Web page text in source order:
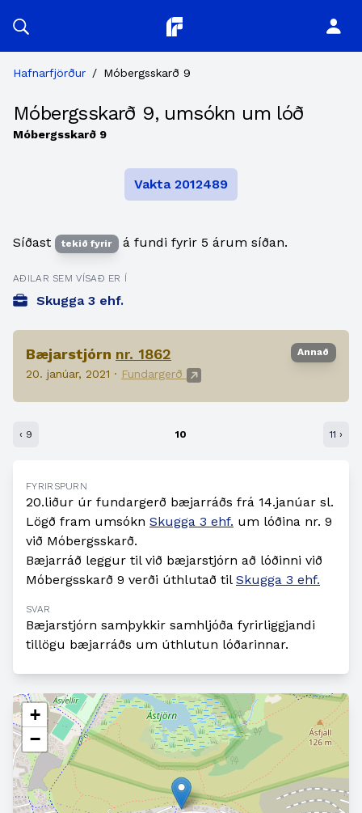
Planitor
Hafnarfjörður / Móbergsskarð 9
Móbergsskarð 9, umsókn um lóð
Móbergsskarð 9
Vakta 2012489
Síðast tekið fyrir á fundi fyrir 5 árum síðan.
AÐILAR SEM VÍSAÐ ER Í
Skugga 3 ehf.
Bæjarstjórn nr. 1862
20. janúar, 2021 · Fundargerð
Annað
‹ 9 10 11 ›
FYRIRSPURN
20.liður úr fundargerð bæjarráðs frá 14.janúar sl.
Lögð fram umsókn Skugga 3 ehf. um lóðina nr. 9
við Móbergsskarð.
Bæjarráð leggur til við bæjarstjórn að lóðinni við
Móbergsskarð 9 verði úthlutað til Skugga 3 ehf.
SVAR
Bæjarstjórn samþykkir samhljóða fyrirliggjandi
tillögu bæjarráðs um úthlutun lóðarinnar.
+
−